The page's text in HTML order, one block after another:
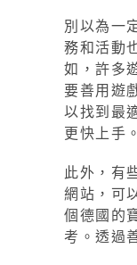
別以為一
務和活動
如，許多
要善用遊
以找到最
更快上手。
此外，有
網站，可
個德國的
考。透過